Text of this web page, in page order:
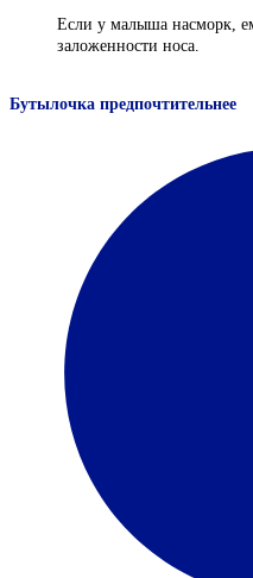
Если у малыша насморк,
заложенности носа.
Бутылочка предпочтительнее